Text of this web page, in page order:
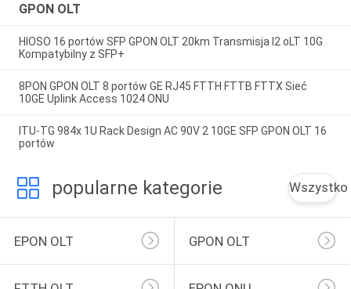
GPON OLT
HIOSO 16 portów SFP GPON OLT 20km Transmisja l2 oLT 10G
Kompatybilny z SFP+
8PON GPON OLT 8 portów GE RJ45 FTTH FTTB FTTX Sieć
10GE Uplink Access 1024 ONU
ITU-TG 984x 1U Rack Design AC 90V 2 10GE SFP GPON OLT 16
portów
popularne kategorie Wszystko
EPON OLT GPON OLT